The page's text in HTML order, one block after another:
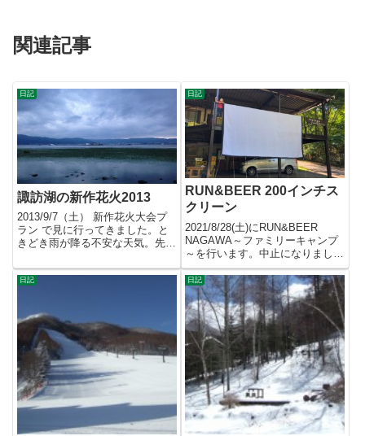
関連記事
日記
諏訪湖の新作花火2013
2013/9/7（土） 新作花火大会プ
ラン で見に行ってきました。と
きどき雨が降る不安な天気。先日
日記
RUN&BEER 200インチス
クリーン
2021/8/28(土)にRUN&BEER
NAGAWA～ファミリーキャンプ
～を行います。中止になりまし
た。チーム対抗ト...
日記 日記